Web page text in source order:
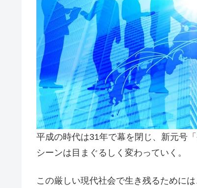
平成の時代は31年で幕を閉じ、新元号
シーンは目まぐるしく変わっていく。
この厳しい現代社会で生き残るために